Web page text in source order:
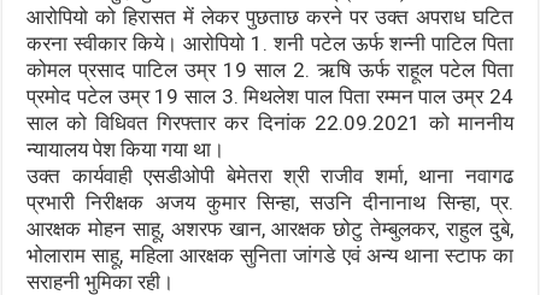
आरोपियो को हिरासत में लेकर पुछताछ करने पर उक्त अपराध घटित
करना स्वीकार किये। आरोपियो 1. शनी पटेल ऊर्फ शन्नी पाटिल पिता
कोमल प्रसाद पाटिल उम्र 19 साल 2. ऋषि ऊर्फ राहूल पटेल पिता
प्रमोद पटेल उम्र 19 साल 3. मिथलेश पाल पिता रम्मन पाल उम्र 24
साल को विधिवत गिरफ्तार कर दिनांक 22.09.2021 को माननीय
न्यायालय पेश किया गया था।
उक्त कार्यवाही एसडीओपी बेमेतरा श्री राजीव शर्मा, थाना नवागढ
प्रभारी निरीक्षक अजय कुमार सिन्हा, सउनि दीनानाथ सिन्हा, प्र.
आरक्षक मोहन साहू, अशरफ खान, आरक्षक छोटु तेम्बुलकर, राहुल दुबे,
भोलाराम साहू, महिला आरक्षक सुनिता जांगडे एवं अन्य थाना स्टाफ का
सराहनी भुमिका रही।